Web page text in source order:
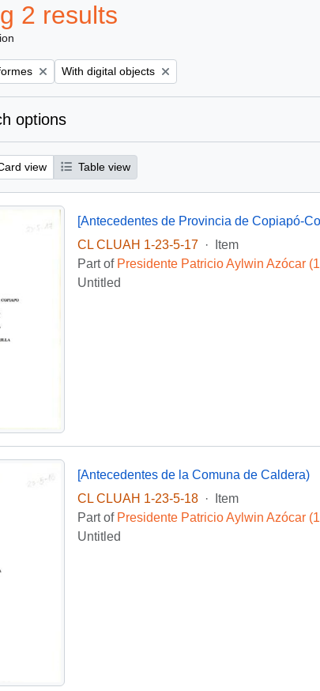
2 results
filter: Remove filter:
With digital objects
options
view Table view
[Antecedentes de Provincia de Copiapó-
CL CLUAH 1-23-5-17
·
Item
Part of Presidente Patricio Aylwin Azócar
Untitled
[Antecedentes de la Comuna de Caldera)
CL CLUAH 1-23-5-18
·
Item
Part of Presidente Patricio Aylwin Azócar
Untitled